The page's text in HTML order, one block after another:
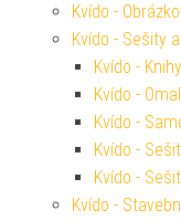
Kvído -
Kvído - Sešity
Kvído - Knihy
Kvído -
Kvído -
Kvído -
Kvído -
Kvído -